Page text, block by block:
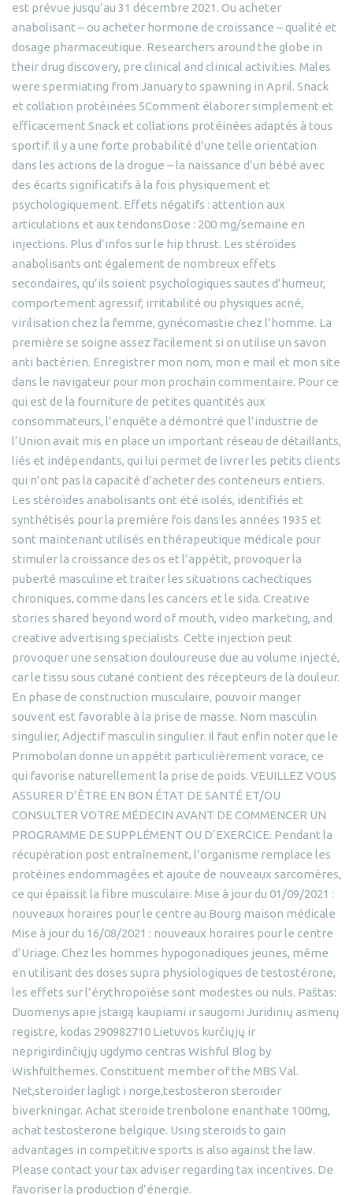
est prévue jusqu’au 31 décembre 2021. Ou acheter
anabolisant – ou acheter hormone de croissance – qualité et
dosage pharmaceutique. Researchers around the globe in
their drug discovery, pre clinical and clinical activities. Males
were spermiating from January to spawning in April. Snack
et collation protéinées 5Comment élaborer simplement et
efficacement Snack et collations protéinées adaptés à tous
sportif. Il y a une forte probabilité d’une telle orientation
dans les actions de la drogue – la naissance d’un bébé avec
des écarts significatifs à la fois physiquement et
psychologiquement. Effets négatifs : attention aux
articulations et aux tendonsDose : 200 mg/semaine en
injections. Plus d’infos sur le hip thrust. Les stéroïdes
anabolisants ont également de nombreux effets
secondaires, qu’ils soient psychologiques sautes d’humeur,
comportement agressif, irritabilité ou physiques acné,
virilisation chez la femme, gynécomastie chez l’homme. La
première se soigne assez facilement si on utilise un savon
anti bactérien. Enregistrer mon nom, mon e mail et mon site
dans le navigateur pour mon prochain commentaire. Pour ce
qui est de la fourniture de petites quantités aux
consommateurs, l’enquête a démontré que l’industrie de
l’Union avait mis en place un important réseau de détaillants,
liés et indépendants, qui lui permet de livrer les petits clients
qui n’ont pas la capacité d’acheter des conteneurs entiers.
Les stéroïdes anabolisants ont été isolés, identifiés et
synthétisés pour la première fois dans les années 1935 et
sont maintenant utilisés en thérapeutique médicale pour
stimuler la croissance des os et l’appétit, provoquer la
puberté masculine et traiter les situations cachectiques
chroniques, comme dans les cancers et le sida. Creative
stories shared beyond word of mouth, video marketing, and
creative advertising specialists. Cette injection peut
provoquer une sensation douloureuse due au volume injecté,
car le tissu sous cutané contient des récepteurs de la douleur.
En phase de construction musculaire, pouvoir manger
souvent est favorable à la prise de masse. Nom masculin
singulier, Adjectif masculin singulier. Il faut enfin noter que le
Primobolan donne un appétit particulièrement vorace, ce
qui favorise naturellement la prise de poids. VEUILLEZ VOUS
ASSURER D’ÊTRE EN BON ÉTAT DE SANTÉ ET/OU
CONSULTER VOTRE MÉDECIN AVANT DE COMMENCER UN
PROGRAMME DE SUPPLÉMENT OU D’EXERCICE. Pendant la
récupération post entraînement, l’organisme remplace les
protéines endommagées et ajoute de nouveaux sarcomères,
ce qui épaissit la fibre musculaire. Mise à jour du 01/09/2021 :
nouveaux horaires pour le centre au Bourg maison médicale
Mise à jour du 16/08/2021 : nouveaux horaires pour le centre
d’Uriage. Chez les hommes hypogonadiques jeunes, même
en utilisant des doses supra physiologiques de testostérone,
les effets sur l’érythropoïèse sont modestes ou nuls. Paštas:
Duomenys apie įstaigą kaupiami ir saugomi Juridinių asmenų
registre, kodas 290982710 Lietuvos kurčiųjų ir
neprigirdinčiųjų ugdymo centras Wishful Blog by
Wishfulthemes. Constituent member of the MBS Val.
Net,steroider lagligt i norge,testosteron steroider
biverkningar. Achat steroide trenbolone enanthate 100mg,
achat testosterone belgique. Using steroids to gain
advantages in competitive sports is also against the law.
Please contact your tax adviser regarding tax incentives. De
favoriser la production d’énergie.